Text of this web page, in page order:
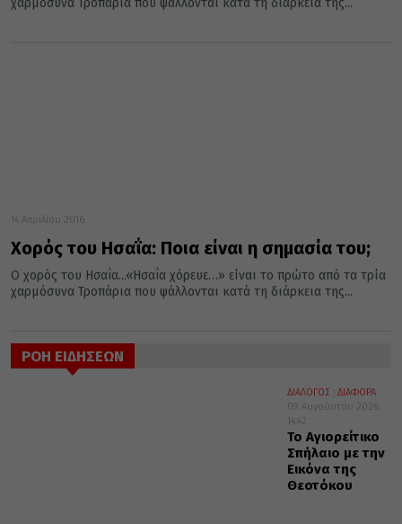
χαρμόσυνα Τροπάρια που ψάλλονται κατά τη διάρκεια της...
14 Απριλίου 2016
Χορός του Ησαΐα: Ποια είναι η σημασία του;
Ο χορός του Ησαΐα...«Ησαΐα χόρευε…» είναι το πρώτο από τα τρία
χαρμόσυνα Τροπάρια που ψάλλονται κατά τη διάρκεια της...
ΡΟΗ ΕΙΔΗΣΕΩΝ
ΔΙΑΛΟΓΟΣ
ΔΙΑΦΟΡΑ
09 Αυγούστου 2026
14:42
Το Αγιορείτικο
Σπήλαιο με την
Εικόνα της
Θεοτόκου